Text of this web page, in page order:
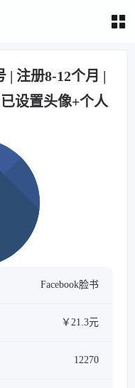
| 注册8-12个月 |
设置头像+个人
Facebook脸书
￥21.3元
12270